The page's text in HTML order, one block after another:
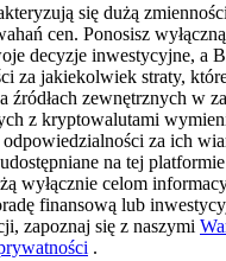
Win 500,000 USDT
Carnival
· 33,333 USDT Bonus
się dużą
cen. Ponosisz wyłączną
decyzje inwestycyjne, a
za jakiekolwiek straty,
źródłach zewnętrznych w
z kryptowalutami
za ich
na tej
wyłącznie celom
finansową lub
zapoznaj się z naszymi
.